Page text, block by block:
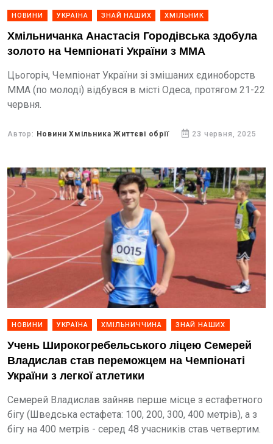
НОВИНИ УКРАЇНА ЗНАЙ НАШИХ ХМІЛЬНИК
Хмільничанка Анастасія Городівська здобула
золото на Чемпіонаті України з ММА
Цьогоріч, Чемпіонат України зі змішаних єдиноборств
ММА (по молоді) відбувся в місті Одеса, протягом 21-22
червня.
Автор: Новини Хмільника Життєві обрії 23 червня, 2025
НОВИНИ УКРАЇНА ХМІЛЬНИЧЧИНА ЗНАЙ НАШИХ
Учень Широкогребельського ліцею Семерей
Владислав став переможцем на Чемпіонаті
України з легкої атлетики
Семерей Владислав зайняв перше місце з естафетного
бігу (Шведська естафета: 100, 200, 300, 400 метрів), а з
бігу на 400 метрів - серед 48 учасників став четвертим.